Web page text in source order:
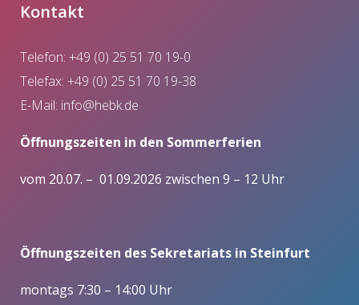
Kontakt
Telefon: +49 (0) 25 51 70 19-0
Telefax: +49 (0) 25 51 70 19-38
E-Mail: info@hebk.de
Öffnungszeiten in den Sommerferien
vom 20.07. – 01.09.2026 zwischen 9 – 12 Uhr
Öffnungszeiten des Sekretariats in Steinfurt
montags 7:30 – 14:00 Uhr